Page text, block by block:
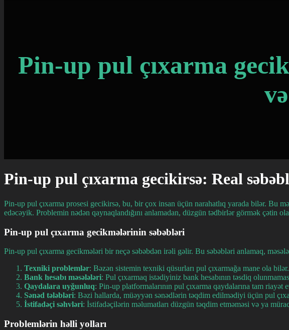
Pin-up pul çıxarma
Pin-up pul çıxarma gecikirsə: Real
Pin-up pul çıxarma prosesi gecikirsə, bu, bir çox insan üçün narahatlıq yarada bilər. Bu
edəcəyik. Problemin nədən qaynaqlandığını anlamadan, düzgün tədbirlər görmək çətin
Pin-up pul çıxarma gecikmələrinin səbəbləri
Pin-up pul çıxarma gecikmələri bir neçə səbəbdən irəli gəlir. Bu səbəbləri anlamaq,
Texniki problemlər: Bəzən sistemin texniki qüsurları pul çıxarmağa mane ola
Bank hesabı məsələləri: Pul çıxarmaq istədiyiniz bank hesabının təsdiq
Qaydalara uyğunluq: Pin-up platformalarının pul çıxarma qaydalarına tam
Sənəd tələbləri: Bəzi hallarda, müəyyən sənədlərin təqdim edilmədiyi üçün pul
İstifadəçi səhvləri: İstifadəçilərin məlumatları düzgün təqdim etməməsi və ya
Problemlərin həlli yolları